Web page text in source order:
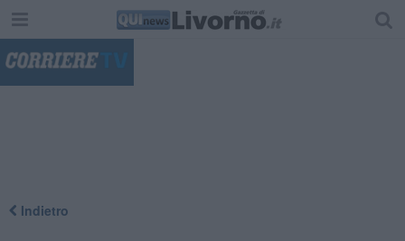
Indietro